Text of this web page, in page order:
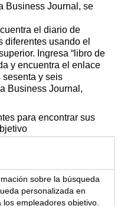
Business Journal, se
el diario de
diferentes usando el
Ingresa “libro de
y encuentra el enlace
sesenta y seis
Business Journal,
para encontrar sus
sobre la búsqueda
personalizada en
empleadores objetivo.